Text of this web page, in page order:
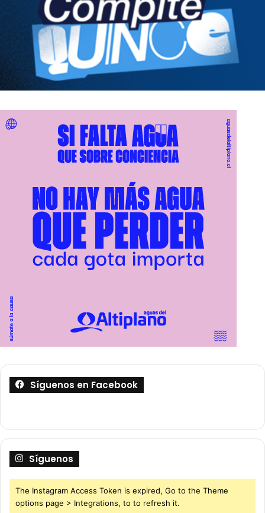
Síguenos en Facebook
Síguenos
The Instagram Access Token is expired, Go to the Theme
options page > Integrations, to to refresh it.